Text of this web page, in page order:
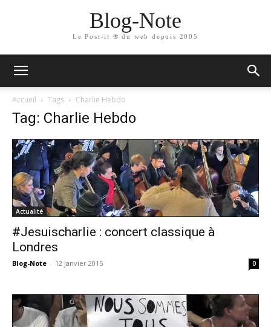
Blog-Note
Le Post-it ® du web depuis 2005
Accueil Tags Charlie Hebdo
Tag: Charlie Hebdo
Actualité
#Jesuischarlie : concert classique à
Londres
Blog-Note - 12 janvier 2015 0